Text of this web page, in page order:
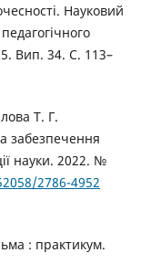
Науковий
Вип. 34. С. 113–
Т. Г.
забезпечення
науки. 2022. №
2786-4952
: практикум.